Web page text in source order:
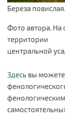
Береза
Фото автора.
территории
центральной
Здесь вы